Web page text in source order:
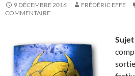
9 DÉCEMBRE 2016 FRÉDÉRIC EFFE
COMMENTAIRE
Sujet